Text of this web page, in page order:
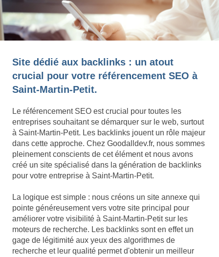
Site dédié aux backlinks : un atout
crucial pour votre référencement SEO à
Saint-Martin-Petit.
Le référencement SEO est crucial pour toutes les
entreprises souhaitant se démarquer sur le web, surtout
à Saint-Martin-Petit. Les backlinks jouent un rôle majeur
dans cette approche. Chez Goodalldev.fr, nous sommes
pleinement conscients de cet élément et nous avons
créé un site spécialisé dans la génération de backlinks
pour votre entreprise à Saint-Martin-Petit.
La logique est simple : nous créons un site annexe qui
pointe généreusement vers votre site principal pour
améliorer votre visibilité à Saint-Martin-Petit sur les
moteurs de recherche. Les backlinks sont en effet un
gage de légitimité aux yeux des algorithmes de
recherche et leur qualité permet d'obtenir un meilleur